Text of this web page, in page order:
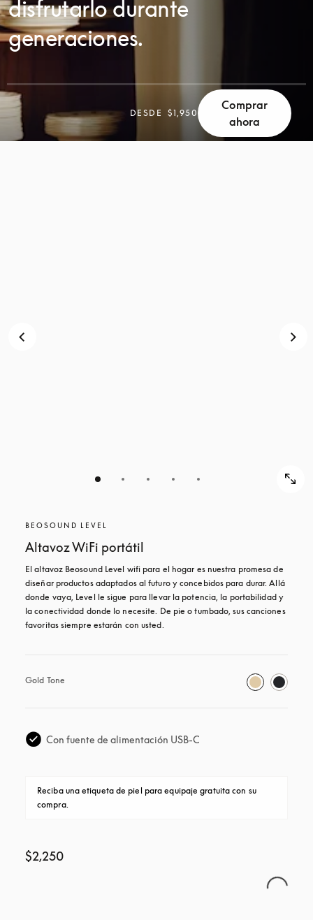
disfrutarlo durante
generaciones.
DESPLÁCESE
PARA
DESPLÁCESE
PARA
DESCUBRIR
DESDE $1,950
Comprar
ahora
BEOSOUND LEVEL
Altavoz WiFi portátil
El altavoz Beosound Level wifi para el hogar es nuestra promesa de
diseñar productos adaptados al futuro y concebidos para durar. Allá
donde vaya, Level le sigue para llevar la potencia, la portabilidad y
la conectividad donde lo necesite. De pie o tumbado, sus canciones
favoritas siempre estarán con usted.
Gold Tone
Con fuente de alimentación USB-C
Reciba una etiqueta de piel para equipaje gratuita con su
compra.
$2,250